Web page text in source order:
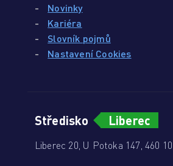
-
Novinky
-
Kariéra
-
Slovník pojmů
-
Nastavení Cookies
Středisko Liberec
Liberec 20, U Potoka 147, 460 10